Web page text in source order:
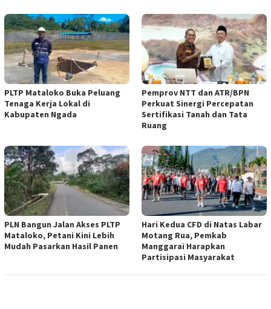
PLTP Mataloko Buka Peluang
Tenaga Kerja Lokal di
Kabupaten Ngada
Pemprov NTT dan ATR/BPN
Perkuat Sinergi Percepatan
Sertifikasi Tanah dan Tata
Ruang
PLN Bangun Jalan Akses PLTP
Mataloko, Petani Kini Lebih
Mudah Pasarkan Hasil Panen
Hari Kedua CFD di Natas Labar
Motang Rua, Pemkab
Manggarai Harapkan
Partisipasi Masyarakat